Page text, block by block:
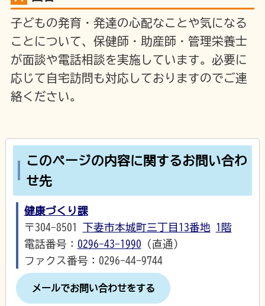
子どもの発育・発達の心配なことや気になる
ことについて、保健師・助産師・管理栄養士
が面談や電話相談を実施しています。必要に
応じて自宅訪問も対応しておりますのでご連
絡ください。
このページの内容に関するお問い合わ
せ先
健康づくり課
〒304-8501 下妻市本城町三丁目13番地 1階
電話番号： 0296-43-1990 （直通）
ファクス番号：0296-44-9744
メールでお問い合わせをする